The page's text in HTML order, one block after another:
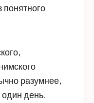
разумнее,
день.